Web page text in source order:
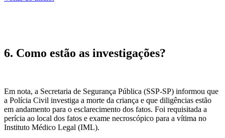
6. Como estão as investigações?
Em nota, a Secretaria de Segurança Pública (SSP-SP) informou que
a Polícia Civil investiga a morte da criança e que diligências estão
em andamento para o esclarecimento dos fatos. Foi requisitada a
perícia ao local dos fatos e exame necroscópico para a vítima no
Instituto Médico Legal (IML).